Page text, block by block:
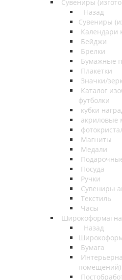
Сувениры
Назад
Сувениры
Календари
Бейджи
Брелки
Бумажные
Плакетки
Значки/
Каталог
футболки
кубки
акриловые
Магниты
Медали
Посуда
Ручки
Сувениры
Текстиль
Часы
Назад
Бумага
помещений)